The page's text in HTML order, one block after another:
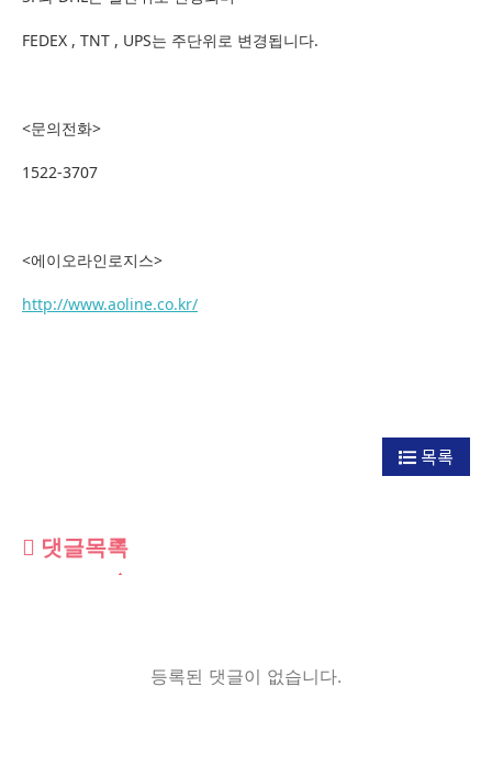
FEDEX , TNT , UPS는 주단위로 변경됩니다.
<문의전화>
1522-3707
<에이오라인로지스>
http://www.aoline.co.kr/
목록
댓글목록
등록된 댓글이 없습니다.